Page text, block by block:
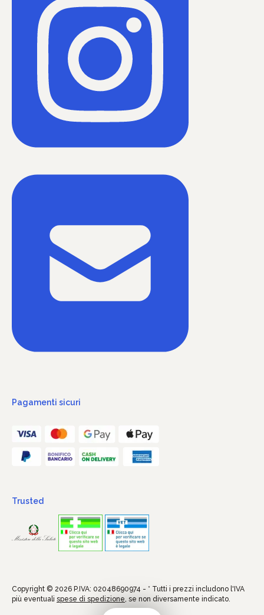
Pagamenti sicuri
Trusted
Copyright © 2026 P.IVA: 02048690974 - * Tutti i prezzi includono l'IVA
più eventuali spese di spedizione, se non diversamente indicato.